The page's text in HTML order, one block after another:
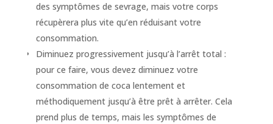
des symptômes de sevrage, mais votre corps
récupèrera plus vite qu’en réduisant votre
consommation.
Diminuez progressivement jusqu’à l’arrêt total :
pour ce faire, vous devez diminuez votre
consommation de coca lentement et
méthodiquement jusqu’à être prêt à arrêter. Cela
prend plus de temps, mais les symptômes de